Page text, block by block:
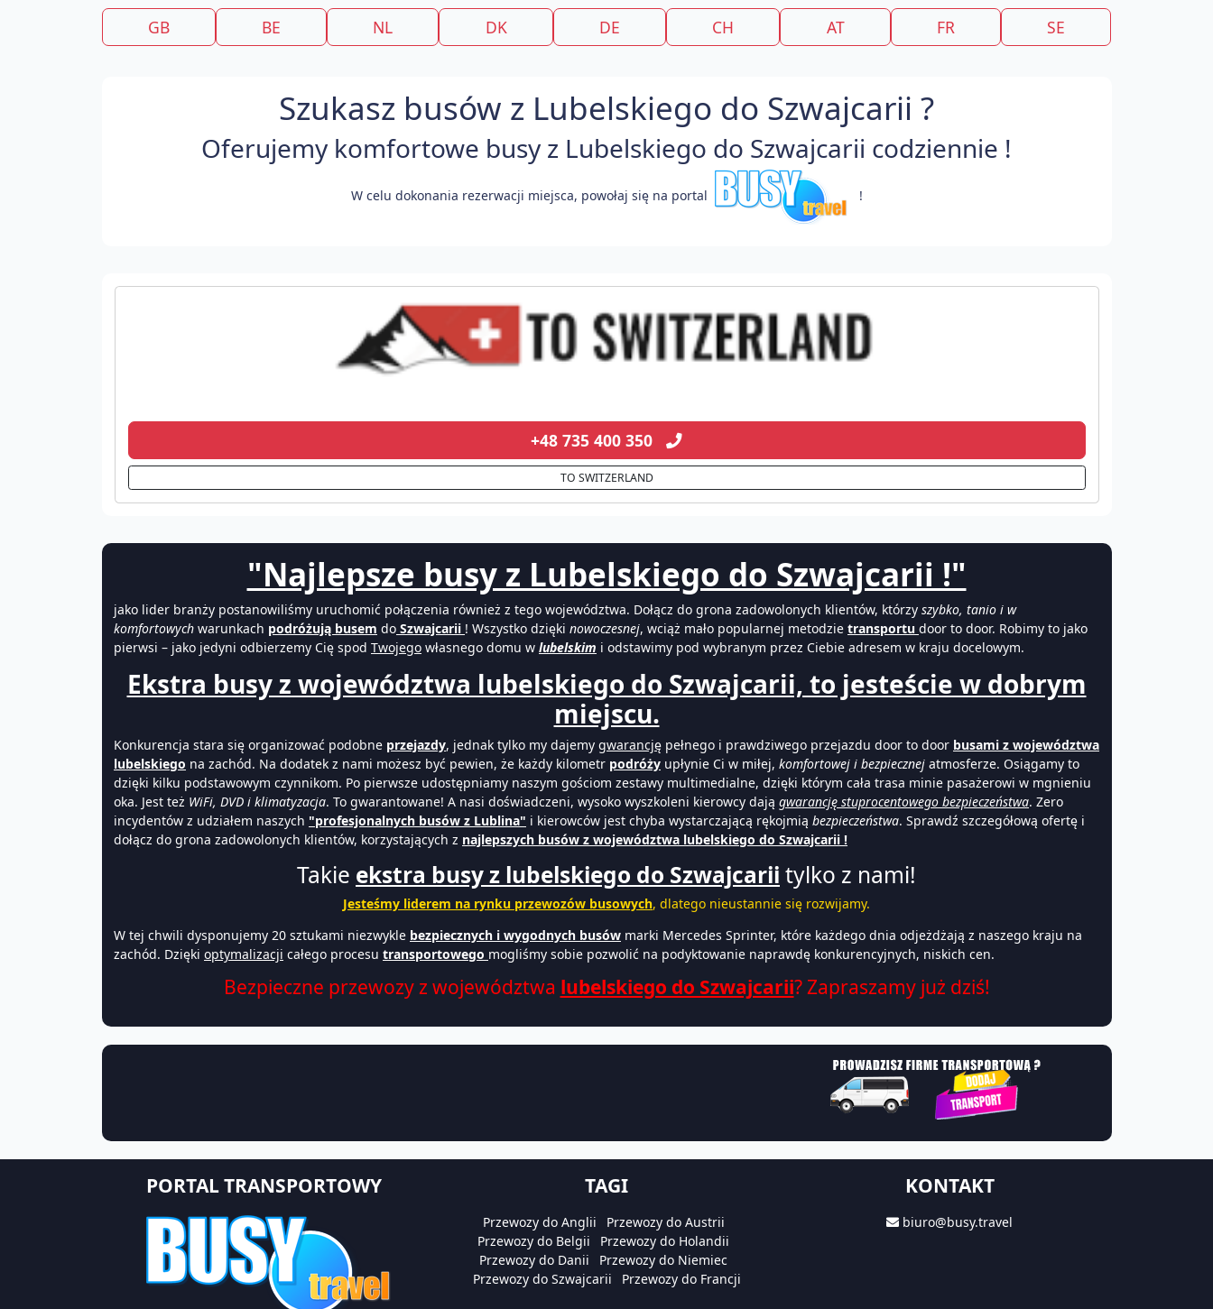
GB BE NL DK DE CH AT FR SE
Szukasz busów z Lubelskiego do Szwajcarii ?
Oferujemy komfortowe busy z Lubelskiego do Szwajcarii codziennie !
W celu dokonania rezerwacji miejsca, powołaj się na portal !
+48 735 400 350
TO SWITZERLAND
"Najlepsze busy z Lubelskiego do Szwajcarii !"
jako lider branży postanowiliśmy uruchomić połączenia również z tego województwa. Dołącz do grona zadowolonych klientów, którzy szybko, tanio i w
komfortowych warunkach podróżują busem do Szwajcarii ! Wszystko dzięki nowoczesnej, wciąż mało popularnej metodzie transportu door to door. Robimy to jako
pierwsi – jako jedyni odbierzemy Cię spod Twojego własnego domu w lubelskim i odstawimy pod wybranym przez Ciebie adresem w kraju docelowym.
Ekstra busy z województwa lubelskiego do Szwajcarii, to jesteście w dobrym
miejscu.
Konkurencja stara się organizować podobne przejazdy, jednak tylko my dajemy gwarancję pełnego i prawdziwego przejazdu door to door busami z województwa
lubelskiego na zachód. Na dodatek z nami możesz być pewien, że każdy kilometr podróży upłynie Ci w miłej, komfortowej i bezpiecznej atmosferze. Osiągamy to
dzięki kilku podstawowym czynnikom. Po pierwsze udostępniamy naszym gościom zestawy multimedialne, dzięki którym cała trasa minie pasażerowi w mgnieniu
oka. Jest też WiFi, DVD i klimatyzacja. To gwarantowane! A nasi doświadczeni, wysoko wyszkoleni kierowcy dają gwarancję stuprocentowego bezpieczeństwa. Zero
incydentów z udziałem naszych "profesjonalnych busów z Lublina" i kierowców jest chyba wystarczającą rękojmią bezpieczeństwa. Sprawdź szczegółową ofertę i
dołącz do grona zadowolonych klientów, korzystających z najlepszych busów z województwa lubelskiego do Szwajcarii !
Takie ekstra busy z lubelskiego do Szwajcarii tylko z nami!
Jesteśmy liderem na rynku przewozów busowych, dlatego nieustannie się rozwijamy.
W tej chwili dysponujemy 20 sztukami niezwykle bezpiecznych i wygodnych busów marki Mercedes Sprinter, które każdego dnia odjeżdżają z naszego kraju na
zachód. Dzięki optymalizacji całego procesu transportowego mogliśmy sobie pozwolić na podyktowanie naprawdę konkurencyjnych, niskich cen.
Bezpieczne przewozy z województwa lubelskiego do Szwajcarii? Zapraszamy już dziś!
PORTAL TRANSPORTOWY TAGI
Przewozy do Anglii
Przewozy do Austrii
Przewozy do Belgii
Przewozy do Holandii
Przewozy do Danii
Przewozy do Niemiec
Przewozy do Szwajcarii
Przewozy do Francji
KONTAKT
biuro@busy.travel